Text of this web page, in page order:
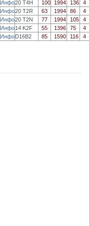
Инфо20 T4H 100 1994 136
4
Инфо20 T2R 63 1994 86
4
Инфо20 T2N 77 1994 105
4
Инфо14 K2F 55 1396 75
4
ИнфоD16B2 85 1590 116 4